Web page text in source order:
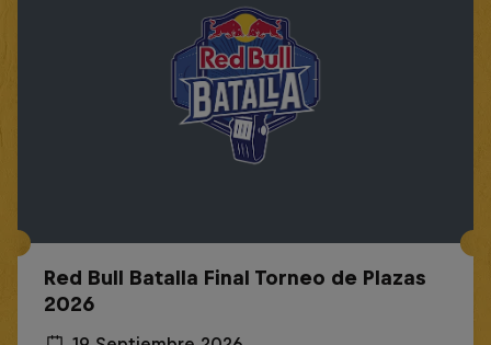
Red Bull Batalla Final Torneo de Plazas
2026